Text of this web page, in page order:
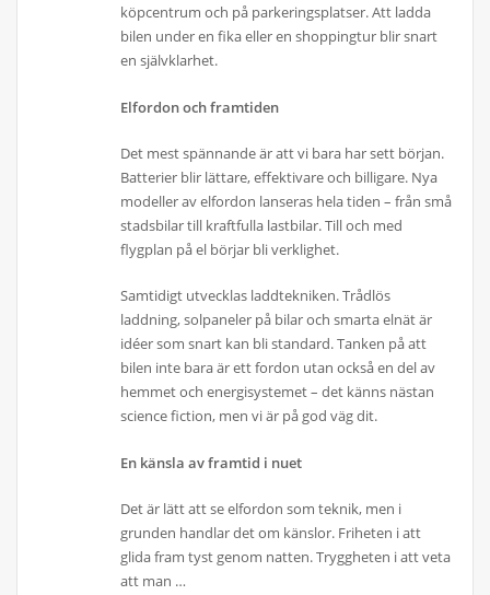
köpcentrum och på parkeringsplatser. Att ladda
bilen under en fika eller en shoppingtur blir snart
en självklarhet.
Elfordon och framtiden
Det mest spännande är att vi bara har sett början.
Batterier blir lättare, effektivare och billigare. Nya
modeller av elfordon lanseras hela tiden – från små
stadsbilar till kraftfulla lastbilar. Till och med
flygplan på el börjar bli verklighet.
Samtidigt utvecklas laddtekniken. Trådlös
laddning, solpaneler på bilar och smarta elnät är
idéer som snart kan bli standard. Tanken på att
bilen inte bara är ett fordon utan också en del av
hemmet och energisystemet – det känns nästan
science fiction, men vi är på god väg dit.
En känsla av framtid i nuet
Det är lätt att se elfordon som teknik, men i
grunden handlar det om känslor. Friheten i att
glida fram tyst genom natten. Tryggheten i att veta
att man …